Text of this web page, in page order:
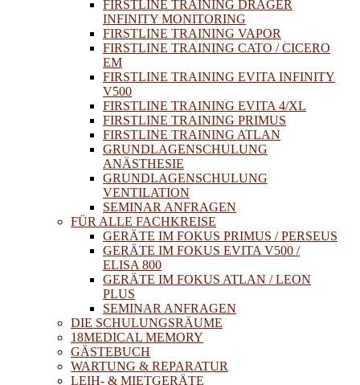
FIRSTLINE TRAINING DRÄGER
INFINITY MONITORING
FIRSTLINE TRAINING VAPOR
FIRSTLINE TRAINING CATO / CICERO
EM
FIRSTLINE TRAINING EVITA INFINITY
V500
FIRSTLINE TRAINING EVITA 4/XL
FIRSTLINE TRAINING PRIMUS
FIRSTLINE TRAINING ATLAN
GRUNDLAGENSCHULUNG
ANÄSTHESIE
GRUNDLAGENSCHULUNG
VENTILATION
SEMINAR ANFRAGEN
FÜR ALLE FACHKREISE
GERÄTE IM FOKUS PRIMUS / PERSEUS
GERÄTE IM FOKUS EVITA V500 /
ELISA 800
GERÄTE IM FOKUS ATLAN / LEON
PLUS
SEMINAR ANFRAGEN
DIE SCHULUNGSRÄUME
18MEDICAL MEMORY
GÄSTEBUCH
WARTUNG & REPARATUR
LEIH- & MIETGERÄTE